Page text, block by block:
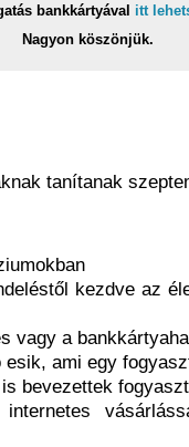
bankkártyával itt
Nagyon köszönjük.
tanítanak
kezdve az
vagy a
ami egy
bevezettek